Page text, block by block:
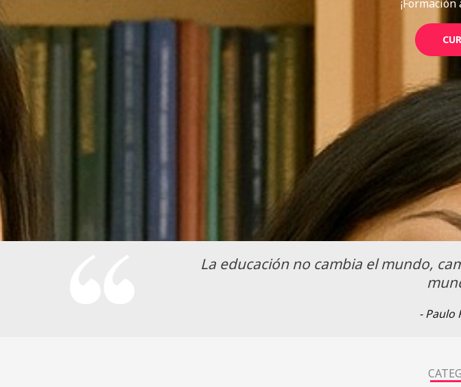
La educación no cambia el mundo,
- Paulo